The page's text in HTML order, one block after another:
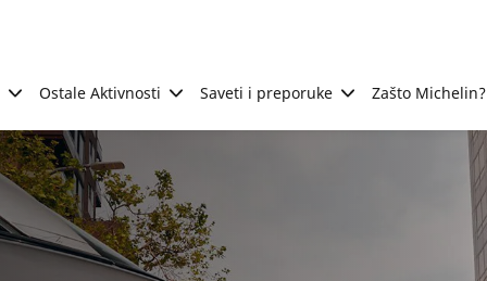
Ostale Aktivnosti Saveti i preporuke Zašto Michelin?